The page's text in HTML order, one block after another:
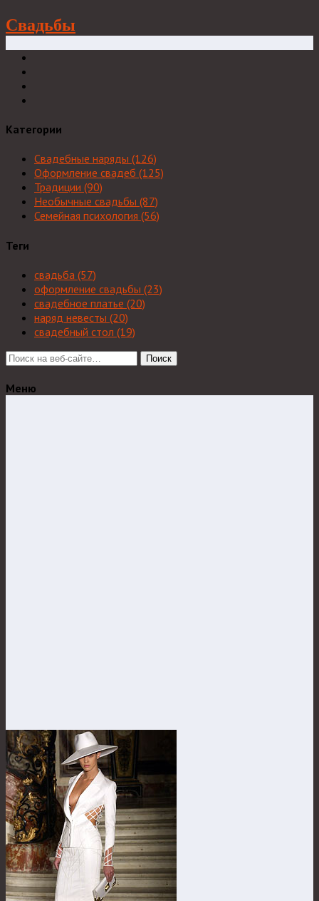
Свадьбы
Категории
Свадебные наряды (126)
Оформление свадеб (125)
Традиции (90)
Необычные свадьбы (87)
Семейная психология (56)
Теги
свадьба (57)
оформление свадьбы (23)
свадебное платье (20)
наряд невесты (20)
свадебный стол (19)
Поиск
Меню